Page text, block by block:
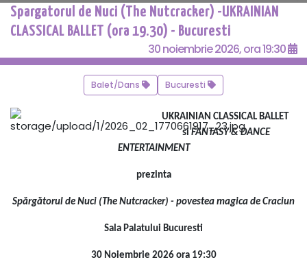
Spargatorul de Nuci (The Nutcracker) -UKRAINIAN
CLASSICAL BALLET (ora 19.30) - Bucuresti
30 noiembrie 2026, ora 19:30
Balet/Dans Bucuresti
UKRAINIAN CLASSICAL BALLET
siFANTASY & DANCE
ENTERTAINMENT
prezinta
Spărgătorul de Nuci (The Nutcracker) - povestea magica de Craciun
Sala Palatului Bucuresti
30 Noiembrie 2026 ora 19:30